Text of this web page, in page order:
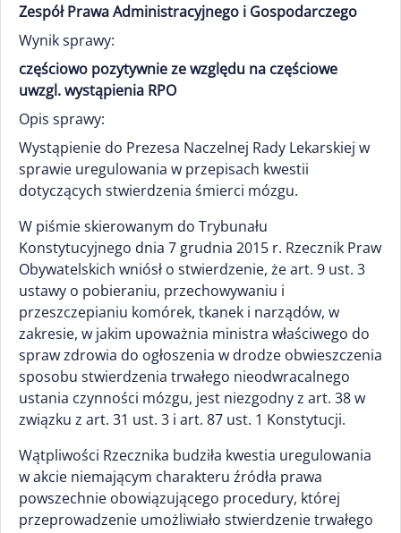
Zespół Prawa Administracyjnego i Gospodarczego
Wynik sprawy:
częściowo pozytywnie ze względu na częściowe
uwzgl. wystąpienia RPO
Opis sprawy:
Wystąpienie do Prezesa Naczelnej Rady Lekarskiej w
sprawie uregulowania w przepisach kwestii
dotyczących stwierdzenia śmierci mózgu.
W piśmie skierowanym do Trybunału
Konstytucyjnego dnia 7 grudnia 2015 r. Rzecznik Praw
Obywatelskich wniósł o stwierdzenie, że art. 9 ust. 3
ustawy o pobieraniu, przechowywaniu i
przeszczepianiu komórek, tkanek i narządów, w
zakresie, w jakim upoważnia ministra właściwego do
spraw zdrowia do ogłoszenia w drodze obwieszczenia
sposobu stwierdzenia trwałego nieodwracalnego
ustania czynności mózgu, jest niezgodny z art. 38 w
związku z art. 31 ust. 3 i art. 87 ust. 1 Konstytucji.
Wątpliwości Rzecznika budziła kwestia uregulowania
w akcie niemającym charakteru źródła prawa
powszechnie obowiązującego procedury, której
przeprowadzenie umożliwiało stwierdzenie trwałego